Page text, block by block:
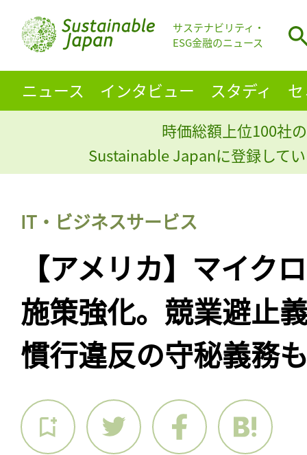
サステナビリティ・
ESG金融のニュース
ニュース インタビュー スタディ
時価総額上位100社
Sustainable Japanに登録して
IT・ビジネスサービス
【アメリカ】マイク
施策強化。競業避止
慣行違反の守秘義務